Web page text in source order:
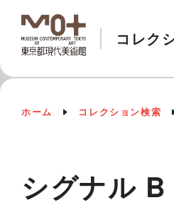
コレク
ホーム コレクション検索
シグナル B